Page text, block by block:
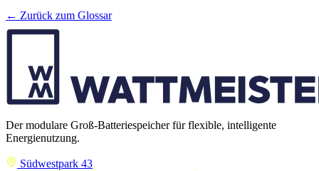
← Zurück zum Glossar
Der modulare Groß-Batteriespeicher für flexible, intelligente
Energienutzung.
Südwestpark 43